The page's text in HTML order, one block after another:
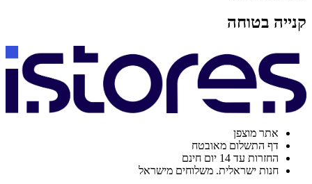
קנייה בטוחה
אתר מוצפן
דף התשלום מאובטח
החזרות עד 14 יום חינם
חנות ישראלית. משלוחים מישראל